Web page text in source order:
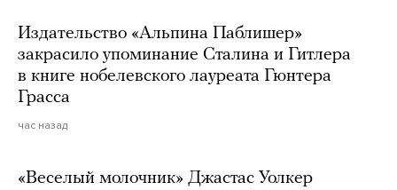
Издательство «Альпина Паблишер»
закрасило упоминание Сталина и Гитлера
в книге нобелевского лауреата Гюнтера
Грасса
час назад
«Веселый молочник» Джастас Уолкер